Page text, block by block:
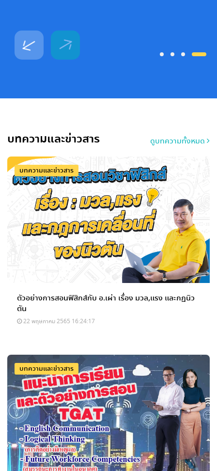
บทความและข่าวสาร ดูบทความทั้งหมด
บทความและข่าวสาร
ตัวอย่างการสอนฟิสิกส์กับ อ.เผ่า เรื่อง มวล,แรง และกฏนิว
ตัน
22 พฤษภาคม 2565 16:24:17
บทความและข่าวสาร